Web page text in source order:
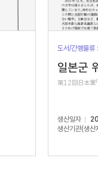
도서/간행물류
일본군
생산일자
생산기관(생산